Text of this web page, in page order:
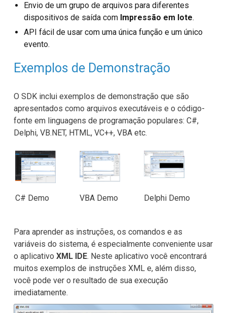
Envio de um grupo de arquivos para diferentes
dispositivos de saída com Impressão em lote.
API fácil de usar com uma única função e um único
evento.
Exemplos de Demonstração
O SDK inclui exemplos de demonstração que são
apresentados como arquivos executáveis e o código-
fonte em linguagens de programação populares: C#,
Delphi, VB.NET, HTML, VC++, VBA etc.
C# Demo VBA Demo Delphi Demo
Para aprender as instruções, os comandos e as
variáveis do sistema, é especialmente conveniente usar
o aplicativoXML IDE. Neste aplicativo você encontrará
muitos exemplos de instruções XML e, além disso,
você pode ver o resultado de sua execução
imediatamente.